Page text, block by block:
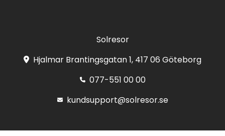
Solresor
Hjalmar Brantingsgatan 1, 417 06 Göteborg
077-551 00 00
kundsupport@solresor.se